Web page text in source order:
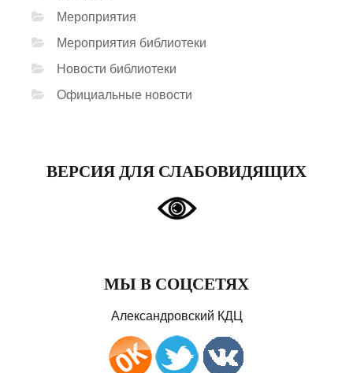
Мероприятия
Мероприятия библиотеки
Новости библиотеки
Официальные новости
ВЕРСИЯ ДЛЯ СЛАБОВИДЯЩИХ
МЫ В СОЦСЕТЯХ
Александровский КДЦ